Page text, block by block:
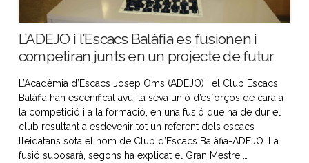
L’ADEJO i l’Escacs Balàfia es fusionen i
competiran junts en un projecte de futur
L’Acadèmia d’Escacs Josep Oms (ADEJO) i el Club Escacs
Balàfia han escenificat avui la seva unió d’esforços de cara a
la competició i a la formació, en una fusió que ha de dur el
club resultant a esdevenir tot un referent dels escacs
lleidatans sota el nom de Club d’Escacs Balàfia-ADEJO. La
fusió suposarà, segons ha explicat el Gran Mestre …